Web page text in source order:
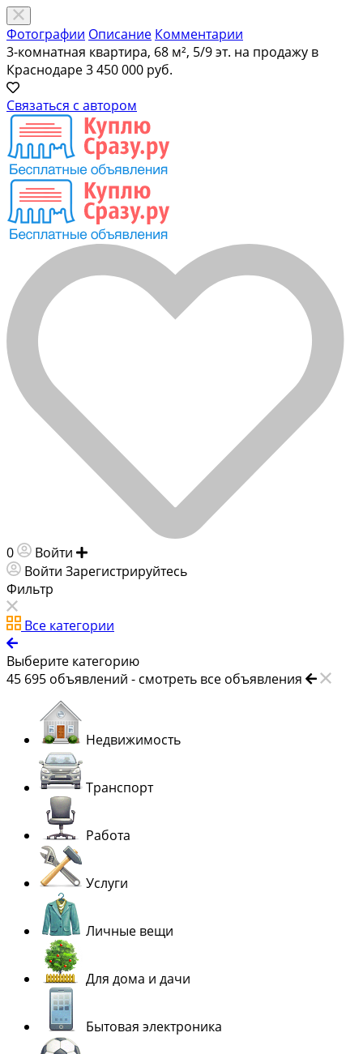
Фотографии Описание Комментарии
3-комнатная квартира, 68 м², 5/9 эт. на продажу в
Краснодаре3 450 000 руб.
Связаться с автором
0 Войти
Войти Зарегистрируйтесь
Фильтр
Все категории
Выберите категорию
45 695 объявлений - смотреть все объявления
Недвижимость
Транспорт
Работа
Услуги
Личные вещи
Для дома и дачи
Бытовая электроника